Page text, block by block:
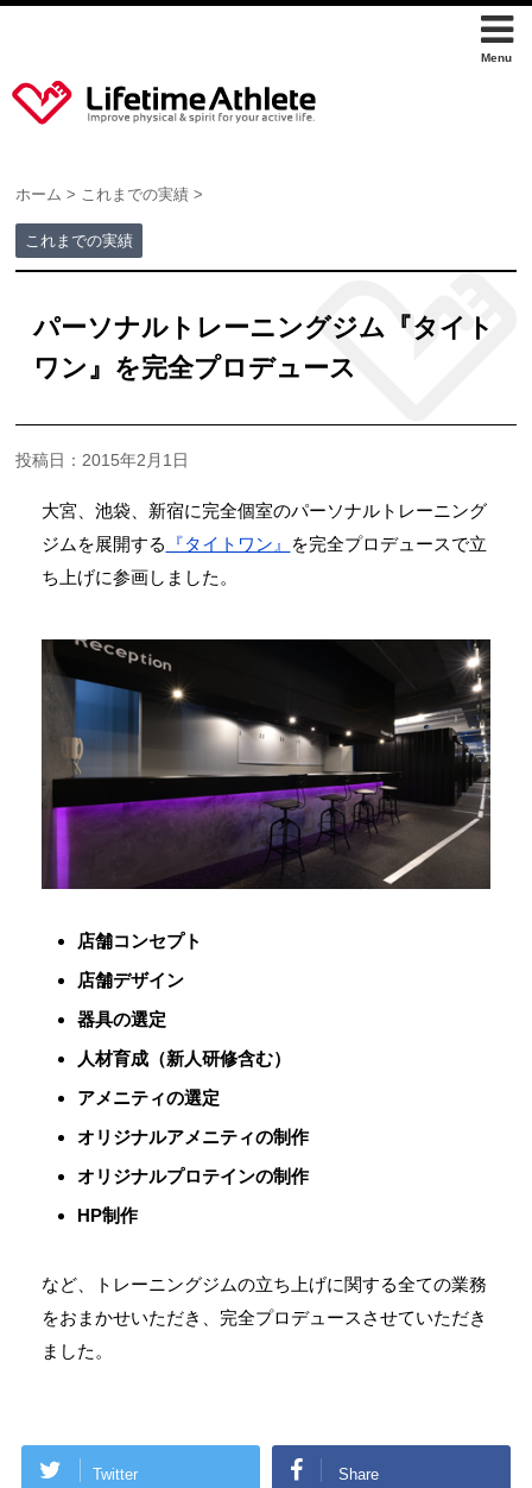
ホーム > これまでの実績 >
これまでの実績
パーソナルトレーニングジム『タイト
ワン』を完全プロデュース
投稿日：2015年2月1日
大宮、池袋、新宿に完全個室のパーソナルトレーニング
ジムを展開する 『タイトワン』
を完全プロデュースで立
ち上げに参画しました。
店舗コンセプト
店舗デザイン
器具の選定
人材育成（新人研修含む）
アメニティの選定
オリジナルアメニティの制作
オリジナルプロテインの制作
HP制作
など、トレーニングジムの立ち上げに関する全ての業務
をおまかせいただき、完全プロデュースさせていただき
ました。
Twitter Share